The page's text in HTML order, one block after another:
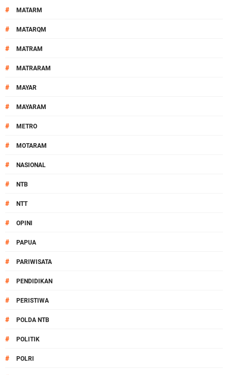
# MATARM
# MATARQM
# MATRAM
# MATRARAM
# MAYAR
# MAYARAM
# METRO
# MOTARAM
# NASIONAL
# NTB
# NTT
# OPINI
# PAPUA
# PARIWISATA
# PENDIDIKAN
# PERISTIWA
# POLDA NTB
# POLITIK
# POLRI